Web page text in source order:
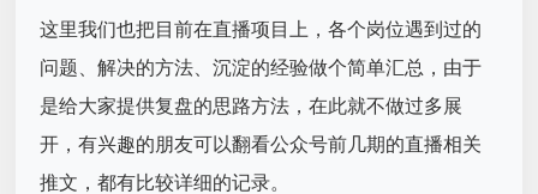
这里我们也把目前在直播项目上，各个岗位遇到过的
问题、解决的方法、沉淀的经验做个简单汇总，由于
是给大家提供复盘的思路方法，在此就不做过多展
开，有兴趣的朋友可以翻看公众号前几期的直播相关
推文，都有比较详细的记录。